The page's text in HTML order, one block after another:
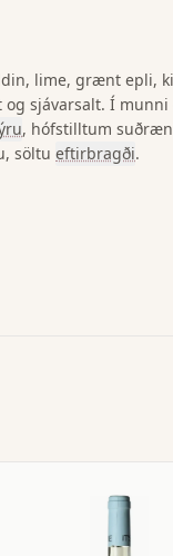
lime, grænt epli,
sjávarsalt. Í munni
, hófstilltum
söltu eftirbragði.